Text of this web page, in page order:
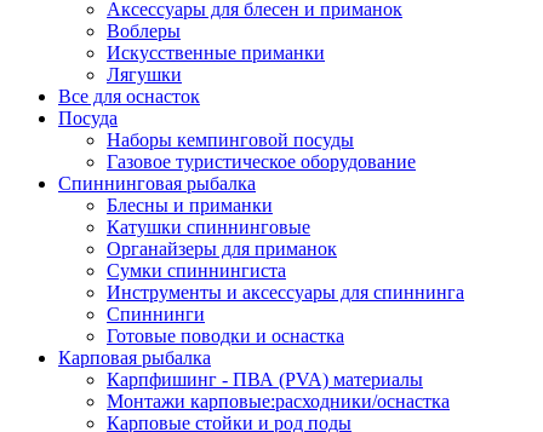
Аксессуары для блесен и приманок
Воблеры
Искусственные приманки
Лягушки
Все для оснасток
Посуда
Наборы кемпинговой посуды
Газовое туристическое оборудование
Спиннинговая рыбалка
Блесны и приманки
Катушки спиннинговые
Органайзеры для приманок
Сумки спиннингиста
Инструменты и аксессуары для спиннинга
Спиннинги
Готовые поводки и оснастка
Карповая рыбалка
Карпфишинг - ПВА (PVA) материалы
Монтажи карповые:расходники/оснастка
Карповые стойки и род поды